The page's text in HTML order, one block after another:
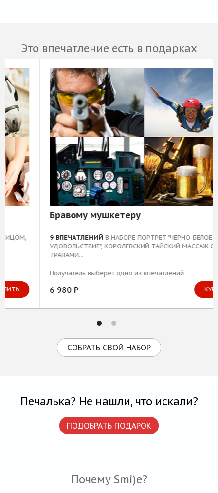
Это впечатление есть в подарках
Бравому мушкетеру
9 ВПЕЧАТЛЕНИЙВ НАБОРЕ ПОРТРЕТ "ЧЕРНО-БЕЛОЕ
УДОВОЛЬСТВИЕ", КОРОЛЕВСКИЙ ТАЙСКИЙ МАССАЖ С
Получатель выберет одно из впечатлений
6 980 Р
СОБРАТЬ СВОЙ НАБОР
Печалька? Не нашли, что искали?
ПОДОБРАТЬ ПОДАРОК
Почему Smi)e?